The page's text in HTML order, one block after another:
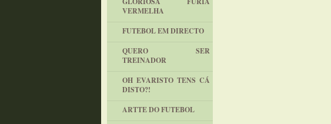
VERMELHA
FUTEBOL EM DIRECTO
QUERO SER
TREINADOR
OH EVARISTO TENS CÁ
DISTO?!
ARTTE DO FUTEBOL